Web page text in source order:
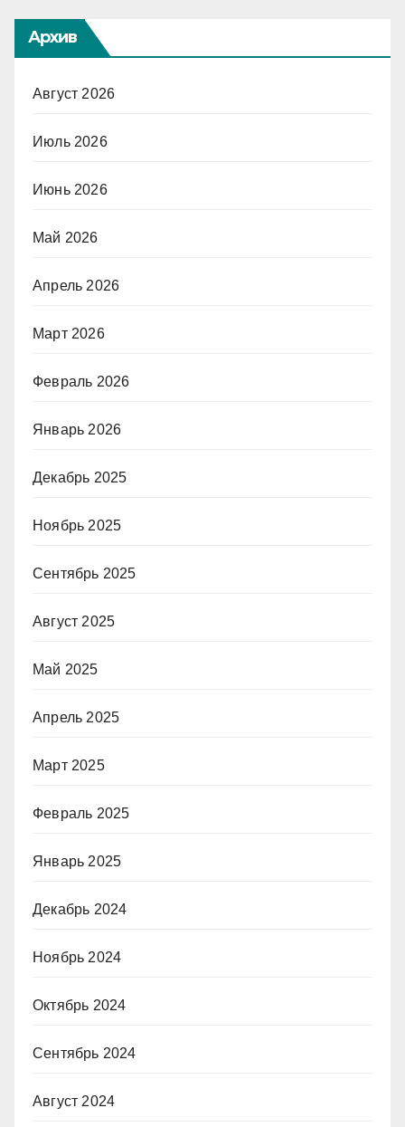
Архив
Август 2026
Июль 2026
Июнь 2026
Май 2026
Апрель 2026
Март 2026
Февраль 2026
Январь 2026
Декабрь 2025
Ноябрь 2025
Сентябрь 2025
Август 2025
Май 2025
Апрель 2025
Март 2025
Февраль 2025
Январь 2025
Декабрь 2024
Ноябрь 2024
Октябрь 2024
Сентябрь 2024
Август 2024